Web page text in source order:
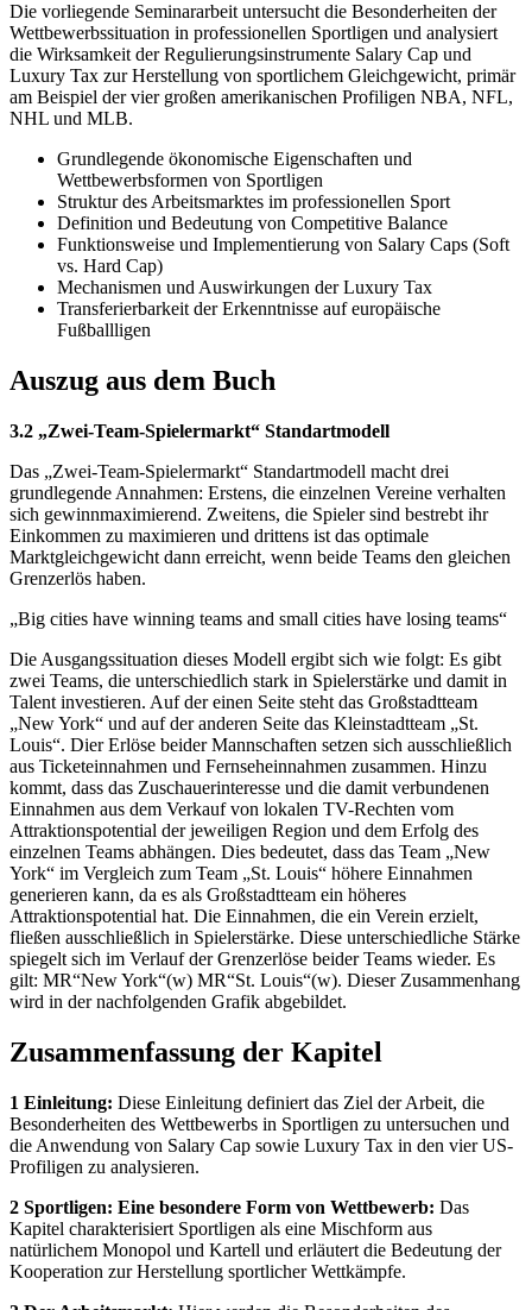
Die vorliegende Seminararbeit untersucht die Besonderheiten der
Wettbewerbssituation in professionellen Sportligen und analysiert
die Wirksamkeit der Regulierungsinstrumente Salary Cap und
Luxury Tax zur Herstellung von sportlichem Gleichgewicht, primär
am Beispiel der vier großen amerikanischen Profiligen NBA, NFL,
NHL und MLB.
Grundlegende ökonomische Eigenschaften und
Wettbewerbsformen von Sportligen
Struktur des Arbeitsmarktes im professionellen Sport
Definition und Bedeutung von Competitive Balance
Funktionsweise und Implementierung von Salary Caps (Soft
vs. Hard Cap)
Mechanismen und Auswirkungen der Luxury Tax
Transferierbarkeit der Erkenntnisse auf europäische
Fußballligen
Auszug aus dem Buch
3.2 „Zwei-Team-Spielermarkt“ Standartmodell
Das „Zwei-Team-Spielermarkt“ Standartmodell macht drei
grundlegende Annahmen: Erstens, die einzelnen Vereine verhalten
sich gewinnmaximierend. Zweitens, die Spieler sind bestrebt ihr
Einkommen zu maximieren und drittens ist das optimale
Marktgleichgewicht dann erreicht, wenn beide Teams den gleichen
Grenzerlös haben.
„Big cities have winning teams and small cities have losing teams“
Die Ausgangssituation dieses Modell ergibt sich wie folgt: Es gibt
zwei Teams, die unterschiedlich stark in Spielerstärke und damit in
Talent investieren. Auf der einen Seite steht das Großstadtteam
„New York“ und auf der anderen Seite das Kleinstadtteam „St.
Louis“. Dier Erlöse beider Mannschaften setzen sich ausschließlich
aus Ticketeinnahmen und Fernseheinnahmen zusammen. Hinzu
kommt, dass das Zuschauerinteresse und die damit verbundenen
Einnahmen aus dem Verkauf von lokalen TV-Rechten vom
Attraktionspotential der jeweiligen Region und dem Erfolg des
einzelnen Teams abhängen. Dies bedeutet, dass das Team „New
York“ im Vergleich zum Team „St. Louis“ höhere Einnahmen
generieren kann, da es als Großstadtteam ein höheres
Attraktionspotential hat. Die Einnahmen, die ein Verein erzielt,
fließen ausschließlich in Spielerstärke. Diese unterschiedliche Stärke
spiegelt sich im Verlauf der Grenzerlöse beider Teams wieder. Es
gilt: MR“New York“(w) MR“St. Louis“(w). Dieser Zusammenhang
wird in der nachfolgenden Grafik abgebildet.
Zusammenfassung der Kapitel
1 Einleitung: Diese Einleitung definiert das Ziel der Arbeit, die
Besonderheiten des Wettbewerbs in Sportligen zu untersuchen und
die Anwendung von Salary Cap sowie Luxury Tax in den vier US-
Profiligen zu analysieren.
2 Sportligen: Eine besondere Form von Wettbewerb: Das
Kapitel charakterisiert Sportligen als eine Mischform aus
natürlichem Monopol und Kartell und erläutert die Bedeutung der
Kooperation zur Herstellung sportlicher Wettkämpfe.